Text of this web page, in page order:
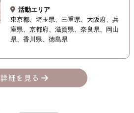
活動エリア
東京都
埼玉県 三重県 大阪府
兵
庫県
京都府 滋賀県 奈良県
岡山
県
香川県 徳島県
詳細を見る